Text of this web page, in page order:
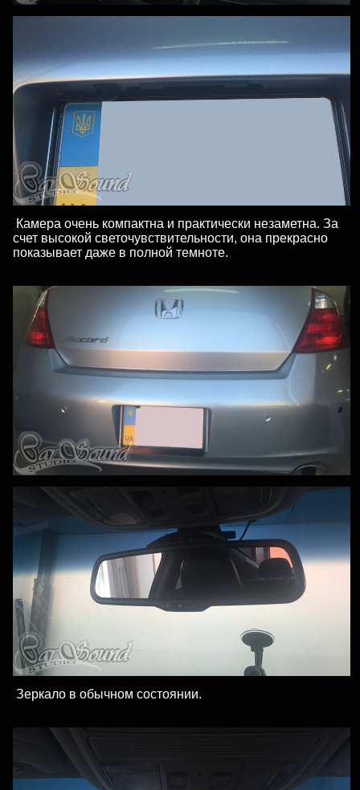
Камера очень компактна и практически незаметна. За
счет высокой светочувствительности, она прекрасно
показывает даже в полной темноте.
Зеркало в обычном состоянии.